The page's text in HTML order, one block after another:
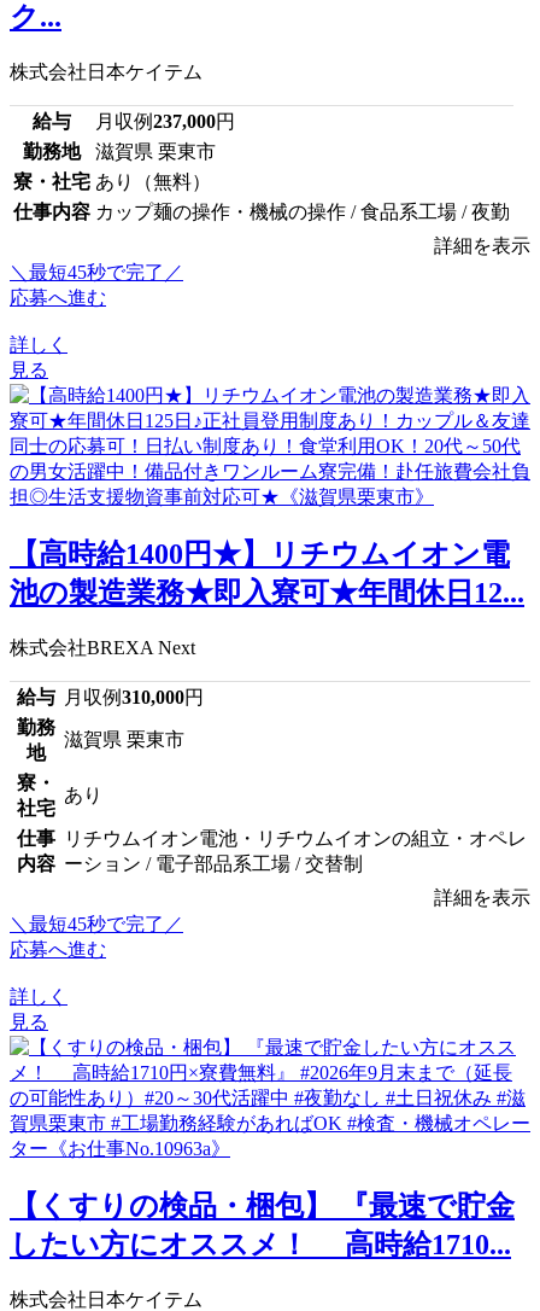
ク...
株式会社日本ケイテム
給与 月収例237,000円
勤務地
滋賀県 栗東市
寮・社宅 あり（無料）
仕事内容 カップ麺の操作・機械の操作 / 食品系工場 / 夜勤
詳細を表示
＼最短45秒で完了／
応募へ進む
詳しく
見る
【高時給1400円★】リチウムイオン電
池の製造業務★即入寮可★年間休日12...
株式会社BREXA Next
給与 月収例310,000円
勤務
地
滋賀県 栗東市
寮・
社宅
あり
仕事
内容
リチウムイオン電池・リチウムイオンの組立・オペレ
ーション / 電子部品系工場 / 交替制
詳細を表示
＼最短45秒で完了／
応募へ進む
詳しく
見る
【くすりの検品・梱包】 『最速で貯金
したい方にオススメ！ 高時給1710...
株式会社日本ケイテム